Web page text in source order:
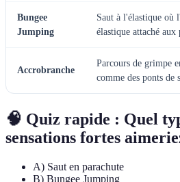
Bungee
Jumping
Saut à l'élastique où
élastique attaché aux
Accrobranche
Parcours de grimpe
comme des ponts de
🧠 Quiz rapide : Quel
sensations fortes
A) Saut en parachute
B) Bungee Jumping